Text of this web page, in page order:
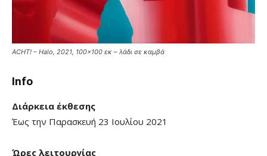
ACHT! – Halo, 2021, 100×100 εκ – λάδι σε καμβά
Info
Διάρκεια έκθεσης
Έως την Παρασκευή 23 Ιουλίου 2021
Ώρες λειτουργίας